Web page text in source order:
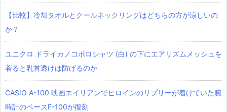
【比較】冷却タオルとクールネックリングはどちらの方が涼しいの
か？
ユニクロ ドライカノコポロシャツ‎ (白) の下にエアリズムメッシュを
着ると乳首透けは防げるのか
CASIO A-100 映画エイリアンでヒロインのリプリーが着けていた腕
時計のベースF-100が復刻